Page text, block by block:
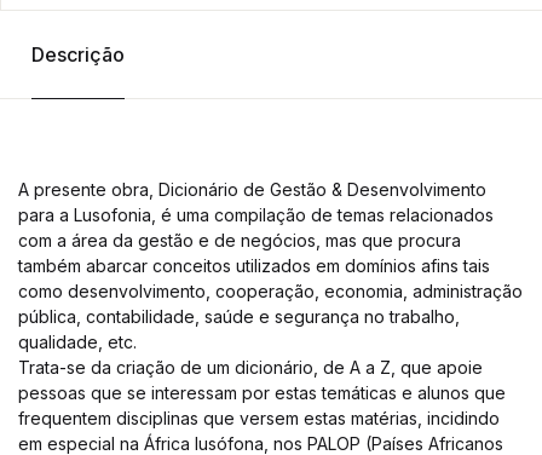
Descrição
A presente obra, Dicionário de Gestão & Desenvolvimento
para a Lusofonia, é uma compilação de temas relacionados
com a área da gestão e de negócios, mas que procura
também abarcar conceitos utilizados em domínios afins tais
como desenvolvimento, cooperação, economia, administração
pública, contabilidade, saúde e segurança no trabalho,
qualidade, etc.
Trata-se da criação de um dicionário, de A a Z, que apoie
pessoas que se interessam por estas temáticas e alunos que
frequentem disciplinas que versem estas matérias, incidindo
em especial na África lusófona, nos PALOP (Países Africanos